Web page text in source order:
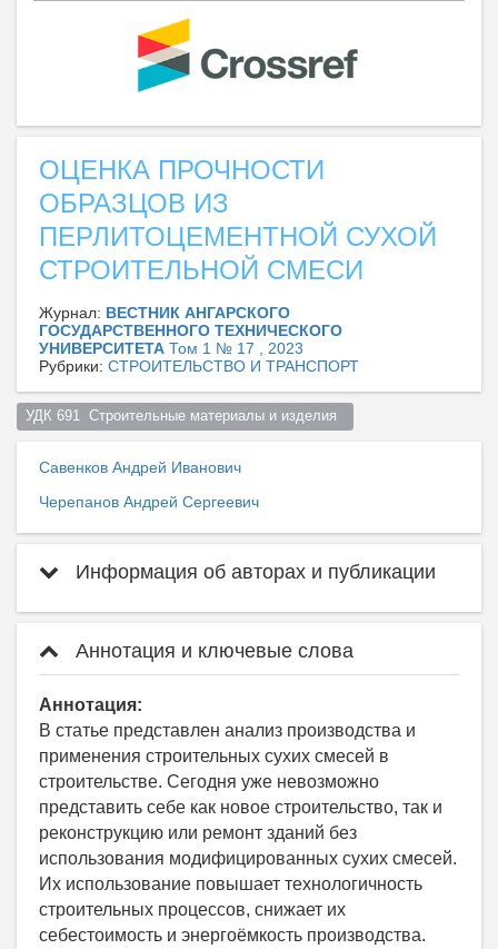
ОЦЕНКА ПРОЧНОСТИ
ОБРАЗЦОВ ИЗ
ПЕРЛИТОЦЕМЕНТНОЙ СУХОЙ
СТРОИТЕЛЬНОЙ СМЕСИ
Журнал: ВЕСТНИК АНГАРСКОГО
ГОСУДАРСТВЕННОГО ТЕХНИЧЕСКОГО
УНИВЕРСИТЕТА Том 1 № 17 , 2023
Рубрики: СТРОИТЕЛЬСТВО И ТРАНСПОРТ
УДК 691  Строительные материалы и изделия
Савенков Андрей Иванович
Черепанов Андрей Сергеевич
Информация об авторах и публикации
Аннотация и ключевые слова
Аннотация:
В статье представлен анализ производства и
применения строительных сухих смесей в
строительстве. Сегодня уже невозможно
представить себе как новое строительство, так и
реконструкцию или ремонт зданий без
использования модифицированных сухих смесей.
Их использование повышает технологичность
строительных процессов, снижает их
себестоимость и энергоёмкость производства.